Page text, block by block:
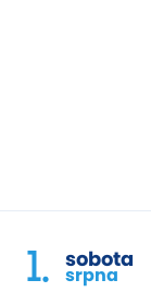
1. sobota
srpna